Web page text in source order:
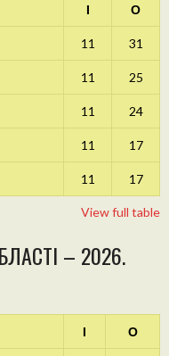
І О
11 31
11 25
11 24
11 17
11 17
View full table
– 2026.
І О